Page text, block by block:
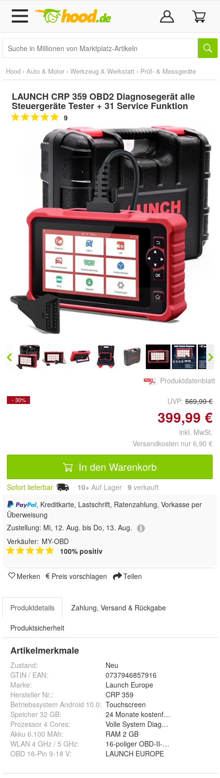
Hood › Auto & Motor › Werkzeug & Werkstatt › Prüf- & Messgeräte
LAUNCH CRP 359 OBD2 Diagnosegerät alle
Steuergeräte Tester + 31 Service Funktion
9
Doppelt antippen zum
vergrößern
Produktdatenblatt
- 30% UVP: 569,99 €
399,99 €
inkl. MwSt.
Versandkosten nur 6,90 €
In den Warenkorb
Sofort lieferbar 10+ Auf Lager 9 verkauft
, Kreditkarte, Lastschrift, Ratenzahlung, Vorkasse per
Überweisung
Zustellung: Mi, 12. Aug. bis Do, 13. Aug.
Verkäufer: MY-OBD
100% positiv
Merken Preis vorschlagen Teilen
Produktdetails Zahlung, Versand & Rückgabe
Produktsicherheit
Artikelmerkmale
Zustand:
Neu
GTIN / EAN:
0737946857916
Marke:
Launch Europe
Hersteller Nr.:
CRP 359
Betriebssystem Android 10.0: Touchscreen
Speicher 32 GB:
24 Monate kostenfreie Software-
Prozessor 4 Cores:
Volle System Diagnose
Akku 6.100 MAh:
RAM 2 GB
WLAN 4 GHz / 5 GHz:
16-poliger OBD-II-EOBD-Kabel
OBD 16-Pin 9-18 V: LAUNCH EUROPE